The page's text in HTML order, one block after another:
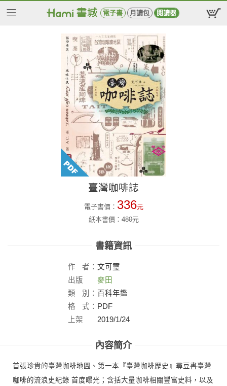
電子書 月讀包 閱讀器
臺灣咖啡誌
電子書價： 336元
紙本書價：480元
書籍資訊
作 者： 文可璽
出版
社：
麥田
類
別： 百科年鑑
格
式： PDF
上架
2019/1/24
內容簡介
首張珍貴的臺灣咖啡地圖、第一本『臺灣咖啡歷史』尋豆書臺灣
咖啡的流浪史紀錄 首度曝光；含括大量咖啡相關豐富史料，以及